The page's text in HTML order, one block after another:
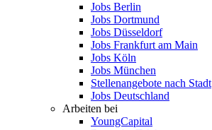
Jobs Berlin
Jobs Dortmund
Jobs Düsseldorf
Jobs Frankfurt am Main
Jobs Köln
Jobs München
Stellenangebote nach Stadt
Jobs Deutschland
Arbeiten bei
YoungCapital